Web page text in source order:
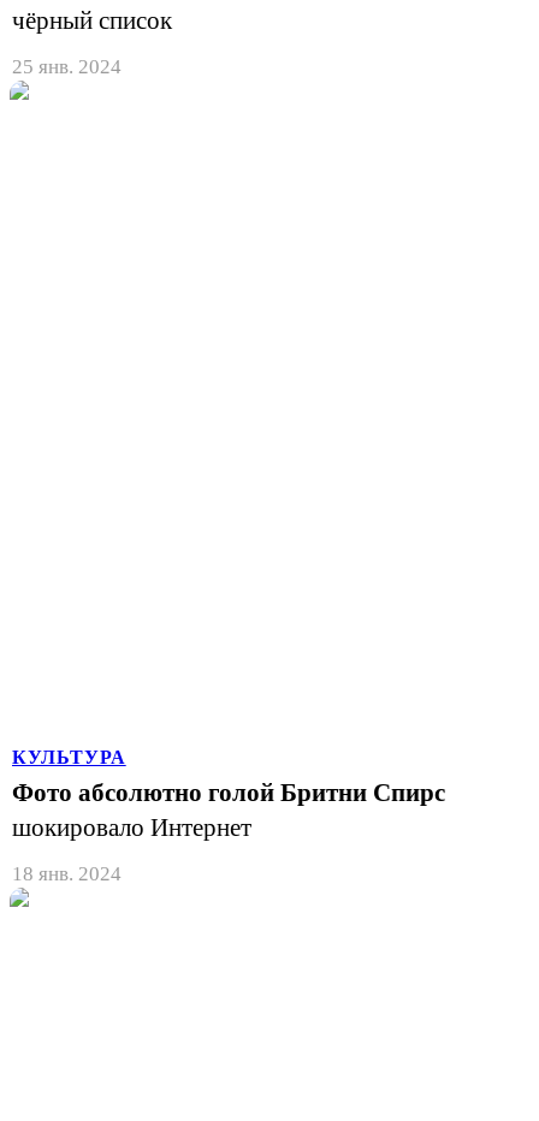
чёрный список
25 янв. 2024
КУЛЬТУРА
Фото абсолютно голой Бритни Спирс
шокировало Интернет
18 янв. 2024